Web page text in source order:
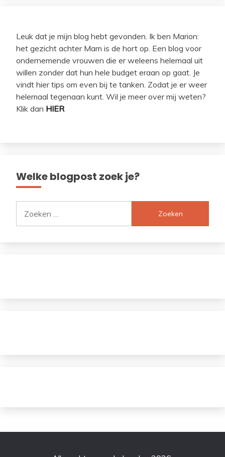
Leuk dat je mijn blog hebt gevonden. Ik ben Marion:
het gezicht achter Mam is de hort op. Een blog voor
ondernemende vrouwen die er weleens helemaal uit
willen zonder dat hun hele budget eraan op gaat. Je
vindt hier tips om even bij te tanken. Zodat je er weer
helemaal tegenaan kunt. Wil je meer over mij weten?
Klik dan HIER
Welke blogpost zoek je?
naar: